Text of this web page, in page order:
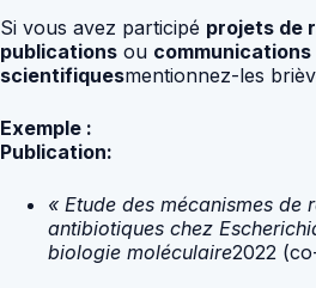
Si vous avez participé projets de
publications ou communications
scientifiquesmentionnez-les
Exemple :
Publication:
« Etude des mécanismes de
antibiotiques chez
biologie moléculaire2022